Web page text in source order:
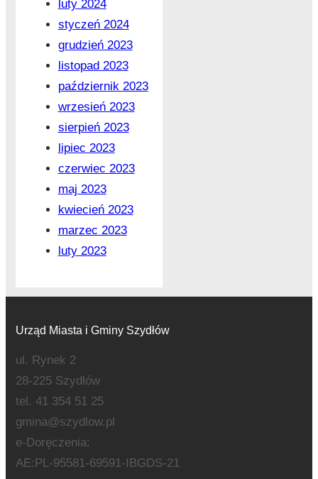
luty 2024
styczeń 2024
grudzień 2023
listopad 2023
październik 2023
wrzesień 2023
sierpień 2023
lipiec 2023
czerwiec 2023
maj 2023
kwiecień 2023
marzec 2023
luty 2023
Urząd Miasta i Gminy Szydłów
ul. Rynek 2
28-225 Szydłów
tel. 41 354 51 25
gmina@szydlow.pl
e-Doręczenia:
AE:PL-95581-69591-IBGDS-21